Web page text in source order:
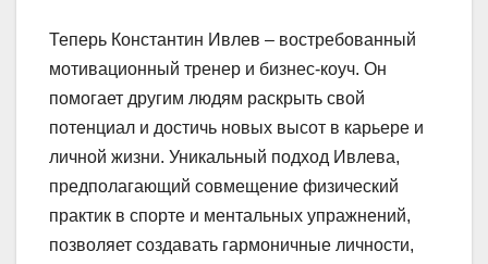
Теперь Константин Ивлев – востребованный
мотивационный тренер и бизнес-коуч. Он
помогает другим людям раскрыть свой
потенциал и достичь новых высот в карьере и
личной жизни. Уникальный подход Ивлева,
предполагающий совмещение физический
практик в спорте и ментальных упражнений,
позволяет создавать гармоничные личности,